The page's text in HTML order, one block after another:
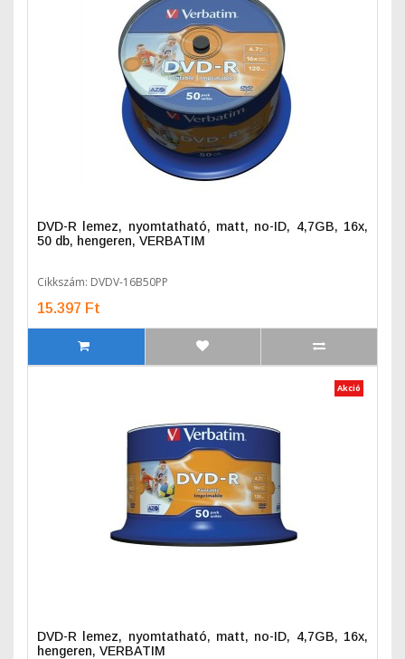
DVD-R lemez, nyomtatható, matt, no-ID, 4,7GB, 16x,
50 db, hengeren, VERBATIM
Cikkszám: DVDV-16B50PP
15.397 Ft
Akció
DVD-R lemez, nyomtatható, matt, no-ID, 4,7GB, 16x,
hengeren, VERBATIM